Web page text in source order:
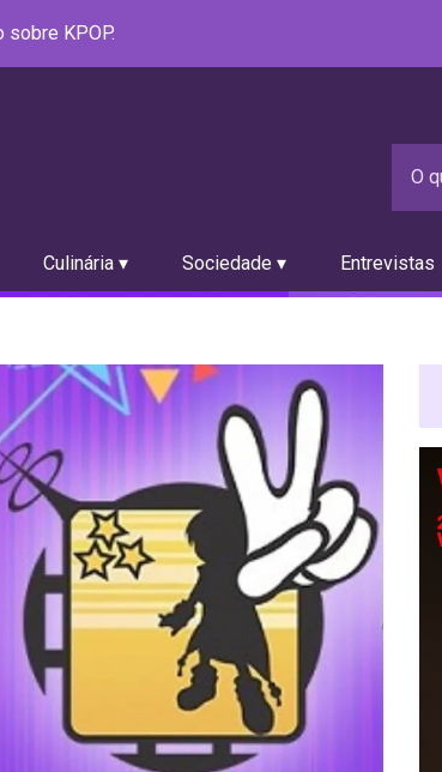
KPOP.
Culinária ▾ Sociedade ▾ Entrevistas